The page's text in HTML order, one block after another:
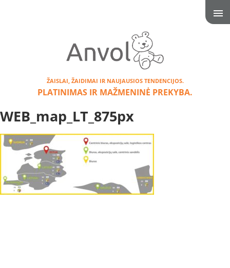
ŽAISLAI, ŽAIDIMAI IR NAUJAUSIOS TENDENCIJOS.
PLATINIMAS IR MAŽMENINĖ PREKYBA.
WEB_map_LT_875px